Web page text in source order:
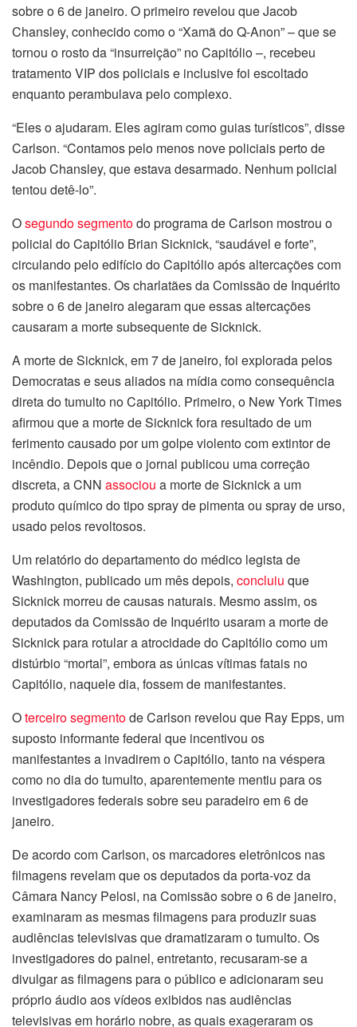
sobre o 6 de janeiro. O primeiro revelou que Jacob
Chansley, conhecido como o “Xamã do Q-Anon” – que se
tornou o rosto da “insurreição” no Capitólio –, recebeu
tratamento VIP dos policiais e inclusive foi escoltado
enquanto perambulava pelo complexo.
“Eles o ajudaram. Eles agiram como guias turísticos”, disse
Carlson. “Contamos pelo menos nove policiais perto de
Jacob Chansley, que estava desarmado. Nenhum policial
tentou detê-lo”.
Osegundo segmentodo programa de Carlson mostrou o
policial do Capitólio Brian Sicknick, “saudável e forte”,
circulando pelo edifício do Capitólio após altercações com
os manifestantes. Os charlatães da Comissão de Inquérito
sobre o 6 de janeiro alegaram que essas altercações
causaram a morte subsequente de Sicknick.
A morte de Sicknick, em 7 de janeiro, foi explorada pelos
Democratas e seus aliados na mídia como consequência
direta do tumulto no Capitólio. Primeiro, o New York Times
afirmou que a morte de Sicknick fora resultado de um
ferimento causado por um golpe violento com extintor de
incêndio. Depois que o jornal publicou uma correção
discreta, a CNN associou a morte de Sicknick a um
produto químico do tipo spray de pimenta ou spray de urso,
usado pelos revoltosos.
Um relatório do departamento do médico legista de
Washington, publicado um mês depois, concluiu que
Sicknick morreu de causas naturais. Mesmo assim, os
deputados da Comissão de Inquérito usaram a morte de
Sicknick para rotular a atrocidade do Capitólio como um
distúrbio “mortal”, embora as únicas vítimas fatais no
Capitólio, naquele dia, fossem de manifestantes.
Oterceiro segmentode Carlson revelou que Ray Epps, um
suposto informante federal que incentivou os
manifestantes a invadirem o Capitólio, tanto na véspera
como no dia do tumulto, aparentemente mentiu para os
investigadores federais sobre seu paradeiro em 6 de
janeiro.
De acordo com Carlson, os marcadores eletrônicos nas
filmagens revelam que os deputados da porta-voz da
Câmara Nancy Pelosi, na Comissão sobre o 6 de janeiro,
examinaram as mesmas filmagens para produzir suas
audiências televisivas que dramatizaram o tumulto. Os
investigadores do painel, entretanto, recusaram-se a
divulgar as filmagens para o público e adicionaram seu
próprio áudio aos vídeos exibidos nas audiências
televisivas em horário nobre, as quais exageraram os